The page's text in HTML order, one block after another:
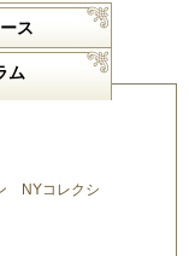
ス
ム
NYコレクシ